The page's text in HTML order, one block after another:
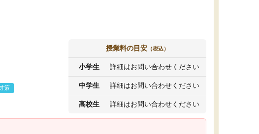
策
授業料の目安 （税込）
小学生 詳細はお問い合わせください
中学生 詳細はお問い合わせください
高校生 詳細はお問い合わせください